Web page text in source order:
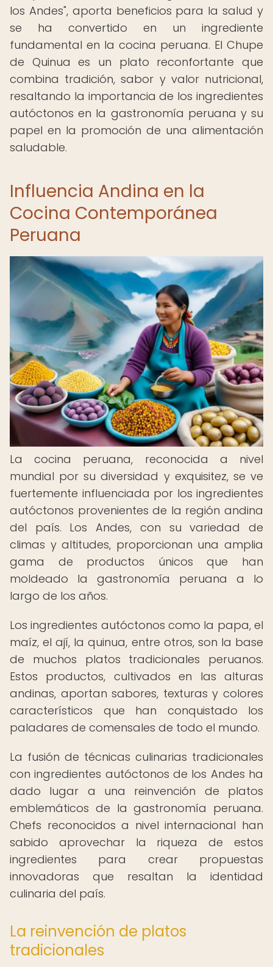
los Andes", aporta beneficios para la salud y
se ha convertido en un ingrediente
fundamental en la cocina peruana. El Chupe
de Quinua es un plato reconfortante que
combina tradición, sabor y valor nutricional,
resaltando la importancia de los ingredientes
autóctonos en la gastronomía peruana y su
papel en la promoción de una alimentación
saludable.
Influencia Andina en la
Cocina Contemporánea
Peruana
La cocina peruana, reconocida a nivel
mundial por su diversidad y exquisitez, se ve
fuertemente influenciada por los ingredientes
autóctonos provenientes de la región andina
del país. Los Andes, con su variedad de
climas y altitudes, proporcionan una amplia
gama de productos únicos que han
moldeado la gastronomía peruana a lo
largo de los años.
Los ingredientes autóctonos como la papa, el
maíz, el ají, la quinua, entre otros, son la base
de muchos platos tradicionales peruanos.
Estos productos, cultivados en las alturas
andinas, aportan sabores, texturas y colores
característicos que han conquistado los
paladares de comensales de todo el mundo.
La fusión de técnicas culinarias tradicionales
con ingredientes autóctonos de los Andes ha
dado lugar a una reinvención de platos
emblemáticos de la gastronomía peruana.
Chefs reconocidos a nivel internacional han
sabido aprovechar la riqueza de estos
ingredientes para crear propuestas
innovadoras que resaltan la identidad
culinaria del país.
La reinvención de platos
tradicionales